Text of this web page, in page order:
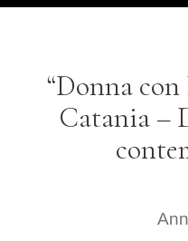
“Donna
Catania –